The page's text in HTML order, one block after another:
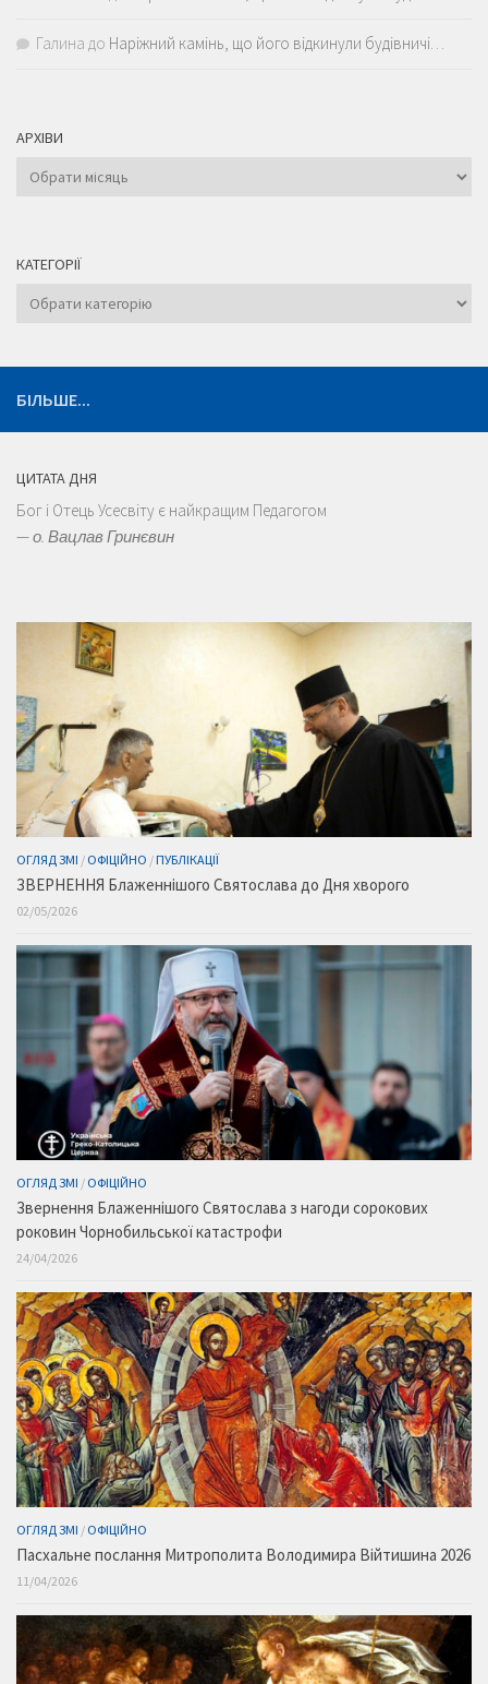
Галина до Наріжний камінь, що його відкинули будівничі…
АРХІВИ
Архіви
КАТЕГОРІЇ
Категорії
БІЛЬШЕ...
ЦИТАТА ДНЯ
Бог і Отець Усесвіту є найкращим Педагогом
—о. Вацлав Гринєвин
ОГЛЯД ЗМІ / ОФІЦІЙНО /ПУБЛІКАЦІЇ
ЗВЕРНЕННЯ Блаженнішого Святослава до Дня хворого
02/05/2026
ОГЛЯД ЗМІ / ОФІЦІЙНО
Звернення Блаженнішого Святослава з нагоди сорокових
роковин Чорнобильської катастрофи
24/04/2026
ОГЛЯД ЗМІ / ОФІЦІЙНО
Пасхальне послання Митрополита Володимира Війтишина 2026
11/04/2026